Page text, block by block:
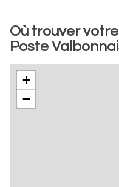
Où trouver
Poste
+
−